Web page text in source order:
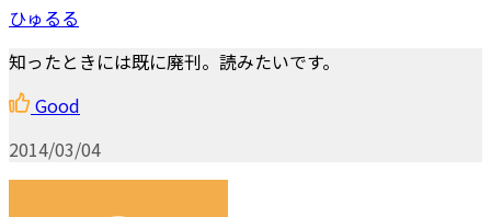
ひゅるる
知ったときには既に廃刊。読みたいです。
Good
2014/03/04